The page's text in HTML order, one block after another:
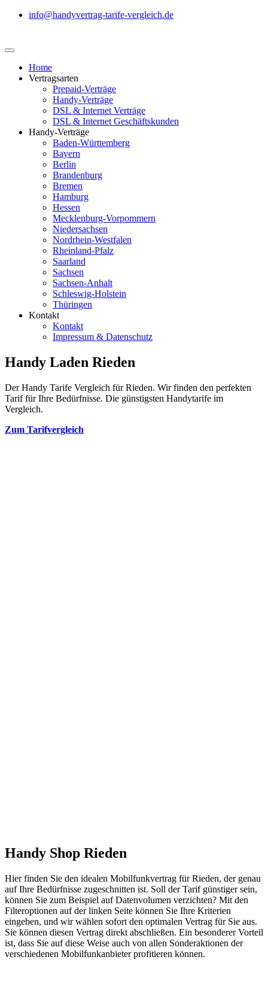
info@handyvertrag-tarife-vergleich.de
Home
Vertragsarten
Prepaid-Verträge
Handy-Verträge
DSL & Internet Verträge
DSL & Internet Geschäftskunden
Handy-Verträge
Baden-Württemberg
Bayern
Berlin
Brandenburg
Bremen
Hamburg
Hessen
Mecklenburg-Vorpommern
Niedersachsen
Nordrhein-Westfalen
Rheinland-Pfalz
Saarland
Sachsen
Sachsen-Anhalt
Schleswig-Holstein
Thüringen
Kontakt
Kontakt
Impressum & Datenschutz
Handy Laden Rieden
Der Handy Tarife Vergleich für Rieden. Wir finden den perfekten
Tarif für Ihre Bedürfnisse. Die günstigsten Handytarife im
Vergleich.
Zum Tarifvergleich
Handy Shop Rieden
Hier finden Sie den idealen Mobilfunkvertrag für Rieden, der genau
auf Ihre Bedürfnisse zugeschnitten ist. Soll der Tarif günstiger sein,
können Sie zum Beispiel auf Datenvolumen verzichten? Mit den
Filteroptionen auf der linken Seite können Sie Ihre Kriterien
eingeben, und wir wählen sofort den optimalen Vertrag für Sie aus.
Sie können diesen Vertrag direkt abschließen. Ein besonderer Vorteil
ist, dass Sie auf diese Weise auch von allen Sonderaktionen der
verschiedenen Mobilfunkanbieter profitieren können.